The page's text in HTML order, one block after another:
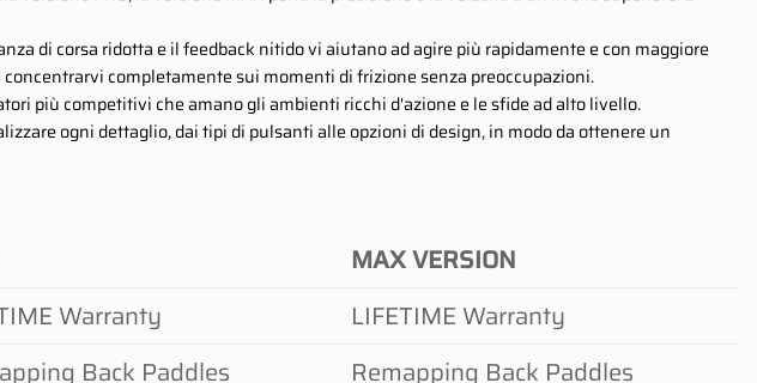
di corsa ridotta e il feedback nitido vi aiutano ad agire più rapidamente e con maggiore
completamente sui momenti di frizione senza preoccupazioni.
più competitivi che amano gli ambienti ricchi d'azione e le sfide ad alto livello.
ogni dettaglio, dai tipi di pulsanti alle opzioni di design, in modo da ottenere un
MAX VERSION
Warranty
LIFETIME Warranty
Back Paddles Remapping Back Paddles